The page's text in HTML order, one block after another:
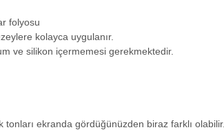
folyosu
kolayca uygulanır.
ve silikon içermemesi gerekmektedir.
tonları ekranda gördüğünüzden biraz farklı olabilir.